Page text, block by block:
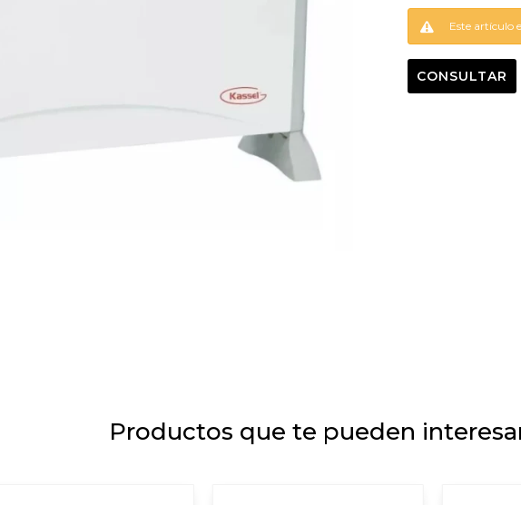
Este artículo
CONSULTAR
Productos que te pueden